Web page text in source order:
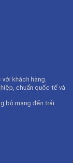
khách hàng.
chuẩn quốc tế và
bộ mang đến trải